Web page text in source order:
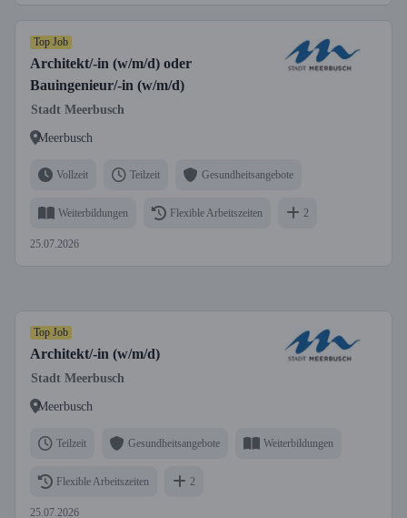
Top Job
Architekt/-in (w/m/d) oder
Bauingenieur/-in (w/m/d)
Stadt Meerbusch
Meerbusch
Vollzeit Teilzeit Gesundheitsangebote
Weiterbildungen Flexible Arbeitszeiten 2
25.07.2026
Top Job
Architekt/-in (w/m/d)
Stadt Meerbusch
Meerbusch
Teilzeit Gesundheitsangebote Weiterbildungen
Flexible Arbeitszeiten 2
25.07.2026